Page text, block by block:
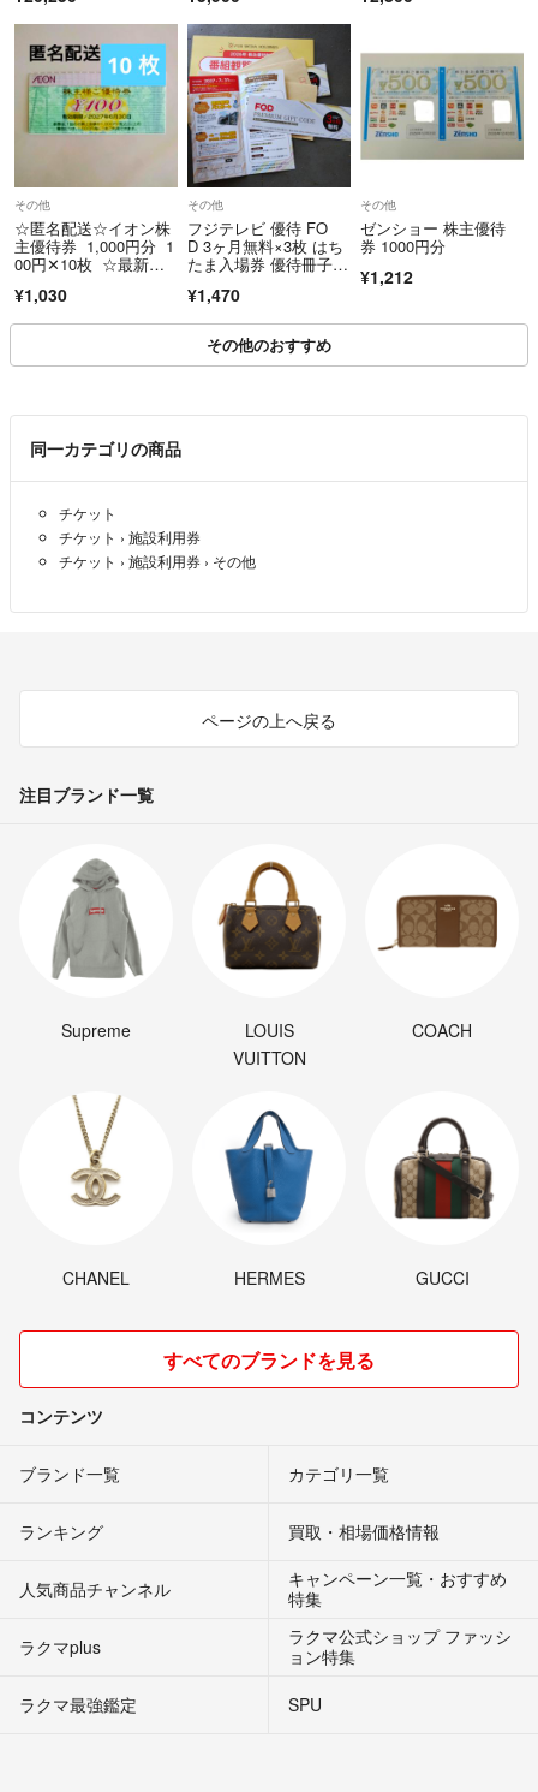
その他
☆匿名配送☆イオン株
主優待券 1,000円分 1
00円✕10枚 ☆最新
¥1,030
その他
フジテレビ 優待 FO
D 3ヶ月無料×3枚 はち
たま入場券 優待冊子×
¥1,470
その他
ゼンショー 株主優待
券 1000円分
¥1,212
その他のおすすめ
同一カテゴリの商品
チケット
チケット › 施設利用券
チケット › 施設利用券 › その他
ページの上へ戻る
注目ブランド一覧
Supreme
LOUIS
VUITTON
COACH
CHANEL HERMES GUCCI
すべてのブランドを見る
コンテンツ
ブランド一覧 カテゴリ一覧
ランキング 買取・相場価格情報
人気商品チャンネル
キャンペーン一覧・おすすめ
特集
ラクマplus
ラクマ公式ショップ ファッシ
ョン特集
ラクマ最強鑑定
SPU